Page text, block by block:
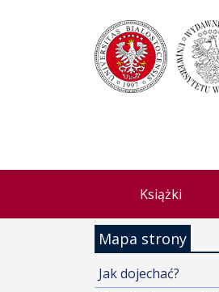
Książki
Mapa strony
Jak dojechać?